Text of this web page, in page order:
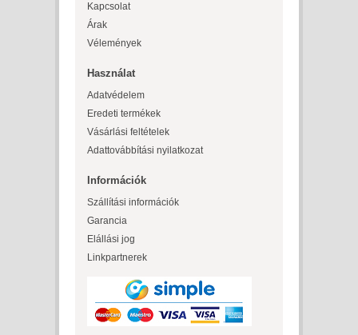
Kapcsolat
Árak
Vélemények
Használat
Adatvédelem
Eredeti termékek
Vásárlási feltételek
Adattovábbítási nyilatkozat
Információk
Szállítási információk
Garancia
Elállási jog
Linkpartnerek